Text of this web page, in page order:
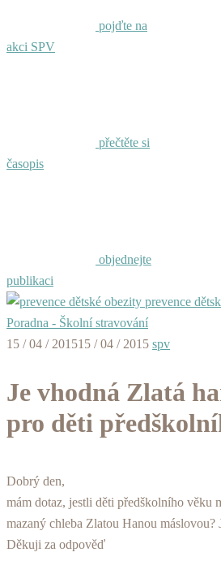
pojďte na
akci SPV
přečtěte si
časopis
objednejte
publikaci
prevence
Poradna - Školní stravování
15 / 04 / 201515 / 04 / 2015 spv
Je vhodná Zlatá
pro děti
Dobrý den,
mám dotaz, jestli děti předškolního věku
mazaný chleba Zlatou Hanou máslovou?
Děkuji za odpověď